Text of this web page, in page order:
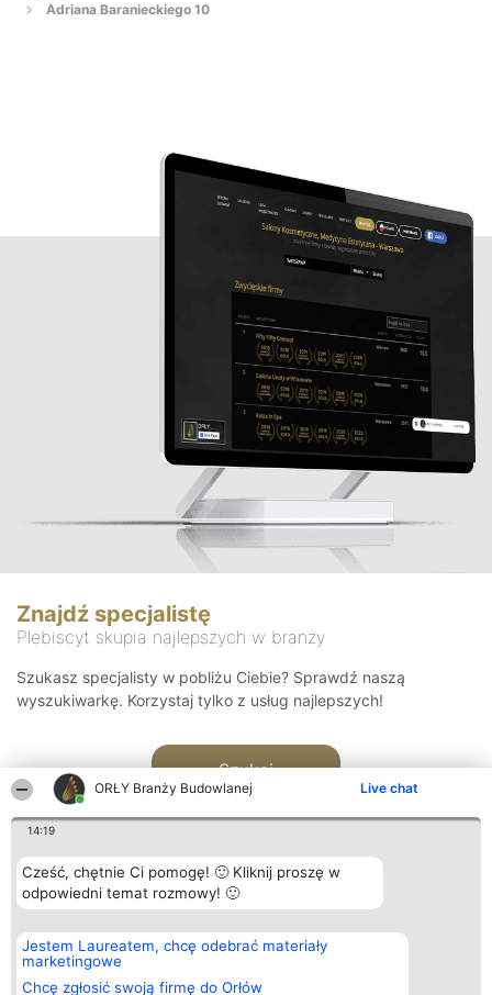
ORŁY Branży Budowlanej Live chat
14:19
Cześć, chętnie Ci pomogę! 🙂 Kliknij proszę w
odpowiedni temat rozmowy! 🙂
Jestem Laureatem, chcę odebrać materiały
marketingowe
Chcę zgłosić swoją firmę do Orłów
Adriana Baranieckiego 10
Znajdź specjalistę
Plebiscyt skupia najlepszych w branży
Szukasz specjalisty w pobliżu Ciebie? Sprawdź naszą
wyszukiwarkę. Korzystaj tylko z usług najlepszych!
Szukaj
Organizator plebiscytu
Bright Side Solutions sp. z o.
o. sp. k.
ul. Ruska 22
Plebiscyt
Laureaci
wszystkich
Kontakt
Kontakt